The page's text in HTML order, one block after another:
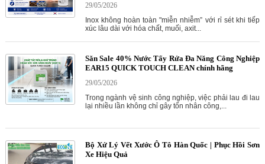
29/05/2026
Inox không hoàn toàn "miễn nhiễm” với rỉ sét khi tiếp
xúc lâu dài với hóa chất, muối, axit...
Săn Sale 40% Nước Tẩy Rửa Đa Năng Công Nghiệp
EAR15 QUICK TOUCH CLEAN chính hãng
29/05/2026
Trong ngành vệ sinh công nghiệp, việc phải lau đi lau
lại nhiều lần không chỉ gây tốn nhân công,...
Bộ Xử Lý Vết Xước Ô Tô Hàn Quốc | Phục Hồi Sơn
Xe Hiệu Quả